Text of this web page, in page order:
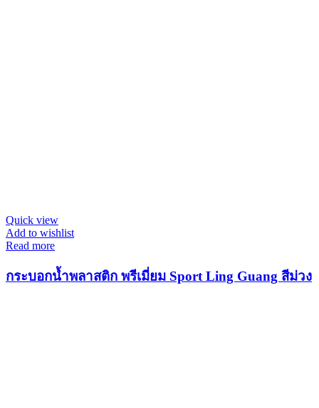
Quick view
Add to wishlist
Read more
กระบอกน้ำพลาสติก พรีเมี่ยม Sport Ling Guang สีม่วง